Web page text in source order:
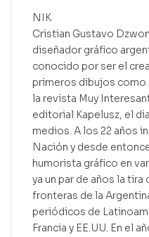
NIK
Cristian Gustavo
diseñador gráfico
conocido por ser el
primeros dibujos como
la revista Muy
editorial Kapelusz, el
medios. A los 22 años
Nación y desde
humorista gráfico en
ya un par de años la
fronteras de la
periódicos de
Francia y EE.UU. En el